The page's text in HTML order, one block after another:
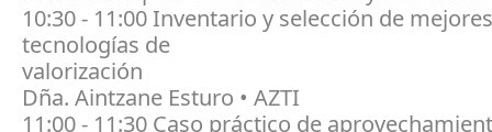
10:30 - 11:00 Inventario y selección de mejores
tecnologías de
valorización
Dña. Aintzane Esturo • AZTI
11:00 - 11:30 Caso práctico de